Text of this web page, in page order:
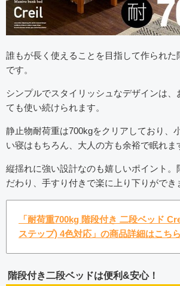
誰もが長く使えることを目指して作られた
です。
シンプルでスタイリッシュなデザインは、
ても使い続けられます。
静止物耐荷重は700kgをクリアしており、
い寝はもちろん、大人の方も余裕で眠れま
縦揺れに強い設計なのも嬉しいポイント。
だわり、手すり付きで楽に上り下りができ
「耐荷重700kg 階段付き 二段ベッド
ステップ) 4色対応」の商品詳細はこちら
階段付き二段ベッドは便利&安心！